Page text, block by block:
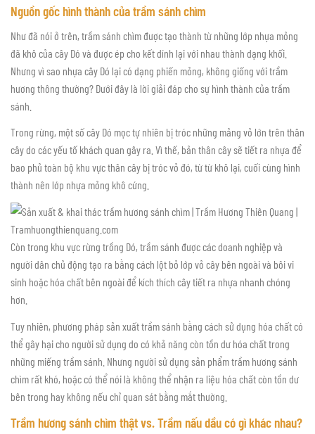
Nguồn gốc hình thành của trầm sánh chìm
Như đã nói ở trên, trầm sánh chìm được tạo thành từ những lớp nhựa mỏng
đã khô của cây Dó và được ép cho kết dính lại với nhau thành dạng khối.
Nhưng vì sao nhựa cây Dó lại có dạng phiến mỏng, không giống với trầm
hương thông thường? Dưới đây là lời giải đáp cho sự hình thành của trầm
sánh.
Trong rừng, một số cây Dó mọc tự nhiên bị tróc những mảng vỏ lớn trên thân
cây do các yếu tố khách quan gây ra. Vì thế, bản thân cây sẽ tiết ra nhựa để
bao phủ toàn bộ khu vực thân cây bị tróc vỏ đó, từ từ khô lại, cuối cùng hình
thành nên lớp nhựa mỏng khô cứng.
Còn trong khu vực rừng trồng Dó, trầm sánh được các doanh nghiệp và
người dân chủ động tạo ra bằng cách lột bỏ lớp vỏ cây bên ngoài và bôi vi
sinh hoặc hóa chất bên ngoài để kích thích cây tiết ra nhựa nhanh chóng
hơn.
Tuy nhiên, phương pháp sản xuất trầm sánh bằng cách sử dụng hóa chất có
thể gây hại cho người sử dụng do có khả năng còn tồn dư hóa chất trong
những miếng trầm sánh. Nhưng người sử dụng sản phẩm trầm hương sánh
chìm rất khó, hoặc có thể nói là không thể nhận ra liệu hóa chất còn tồn dư
bên trong hay không nếu chỉ quan sát bằng mắt thường.
Trầm hương sánh chìm thật vs. Trầm nấu dầu có gì khác nhau?